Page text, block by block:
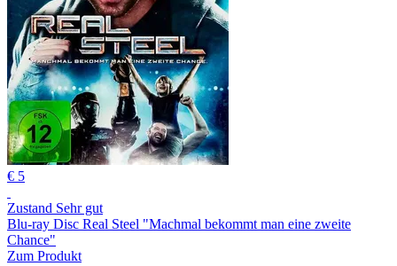
€ 5
Zustand Sehr gut
Blu-ray Disc Real Steel "Machmal bekommt man eine zweite
Chance"
Zum Produkt